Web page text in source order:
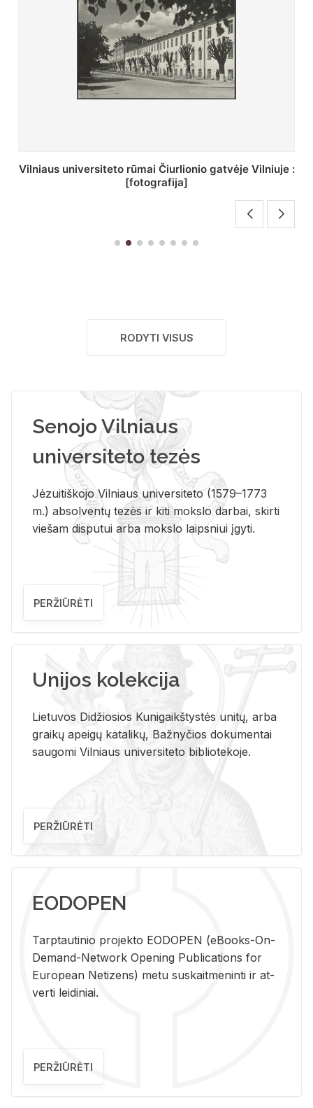
St. Batoro universiteto J. Pilsudskio kolegija :
[fotografija]
RODYTI VISUS
Senojo Vilniaus
universiteto tezės
Jėzuitiškojo Vilniaus universiteto (1579–1773
m.) absolventų tezės ir kiti mokslo darbai, skirti
viešam disputui arba mokslo laipsniui įgyti.
PERŽIŪRĖTI
Unijos kolekcija
Lietuvos Didžiosios Kunigaikštystės unitų, arba
graikų apeigų katalikų, Bažnyčios dokumentai
saugomi Vilniaus universiteto bibliotekoje.
PERŽIŪRĖTI
EODOPEN
Tarp­tau­ti­nio pro­jek­to EO­DO­PEN (eBo­oks-On-
De­mand-Ne­twork Ope­ning Pub­li­ca­tions for
Eu­ro­pe­an Ne­ti­zens) metu su­skait­me­nin­ti ir at­
ver­ti lei­di­niai.
PERŽIŪRĖTI